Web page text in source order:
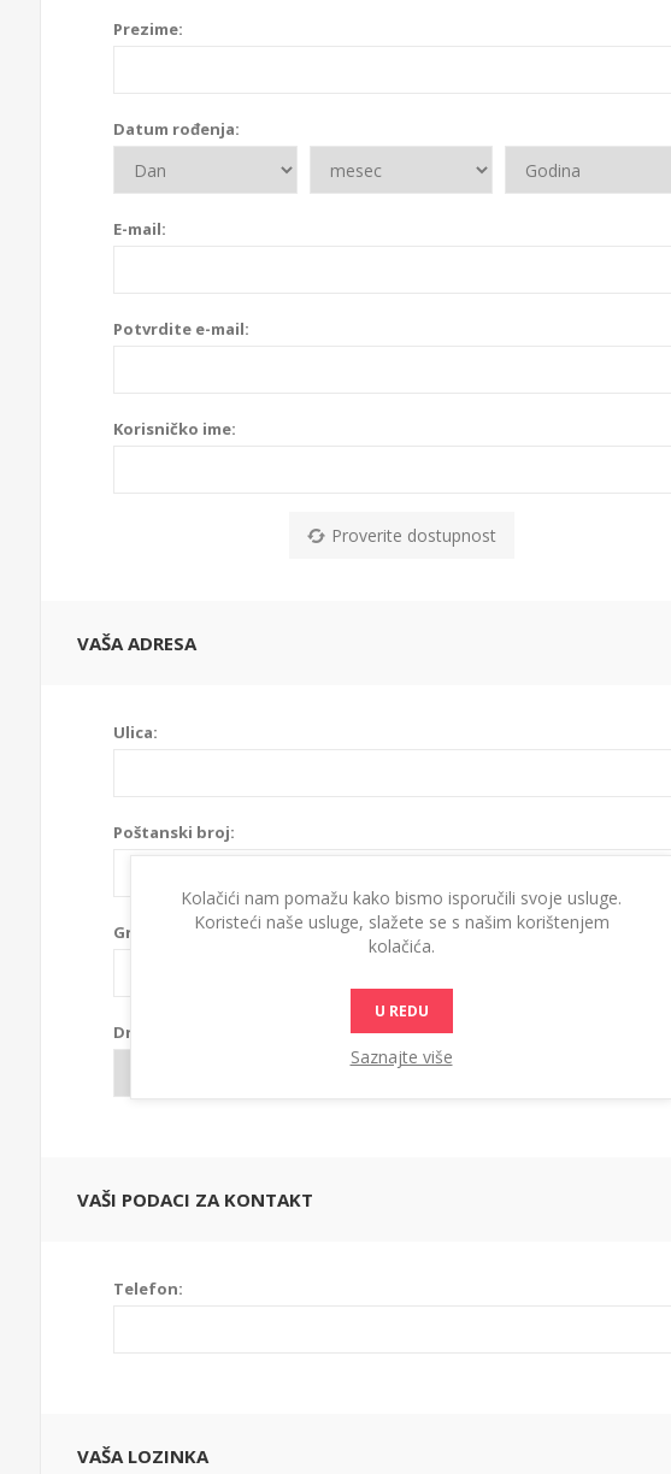
Prezime:
Datum rođenja:
E-mail:
Potvrdite e-mail:
Korisničko ime:
Proverite dostupnost
VAŠA ADRESA
Ulica:
Poštanski broj:
Grad:
Država:
VAŠI PODACI ZA KONTAKT
Telefon:
VAŠA LOZINKA
Kolačići nam pomažu kako bismo isporučili svoje usluge.
Koristeći naše usluge, slažete se s našim korištenjem
kolačića.
U REDU
Saznajte više